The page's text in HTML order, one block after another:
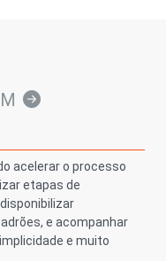
acelerar o processo
etapas de
e acompanhar
e muito